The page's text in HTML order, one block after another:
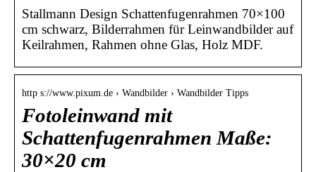
Stallmann Design Schattenfugenrahmen 70×100
cm schwarz, Bilderrahmen für Leinwandbilder auf
Keilrahmen, Rahmen ohne Glas, Holz MDF.
http s://www.pixum.de › Wandbilder › Wandbilder Tipps
Fotoleinwand mit
Schattenfugenrahmen Maße:
30×20 cm